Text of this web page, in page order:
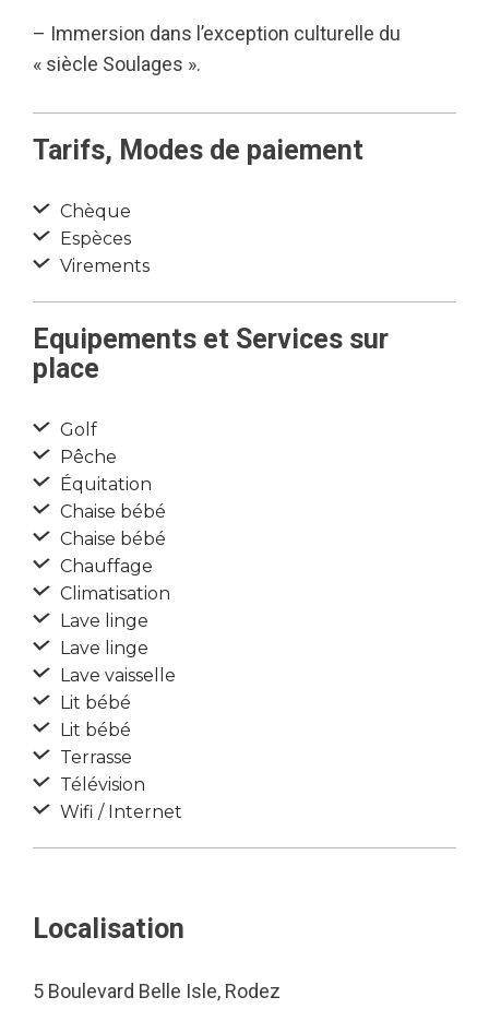
– Immersion dans l’exception culturelle du
« siècle Soulages ».
Tarifs, Modes de paiement
Chèque
Espèces
Virements
Equipements et Services sur
place
Golf
Pêche
Équitation
Chaise bébé
Chaise bébé
Chauffage
Climatisation
Lave linge
Lave linge
Lave vaisselle
Lit bébé
Lit bébé
Terrasse
Télévision
Wifi / Internet
Localisation
5 Boulevard Belle Isle, Rodez